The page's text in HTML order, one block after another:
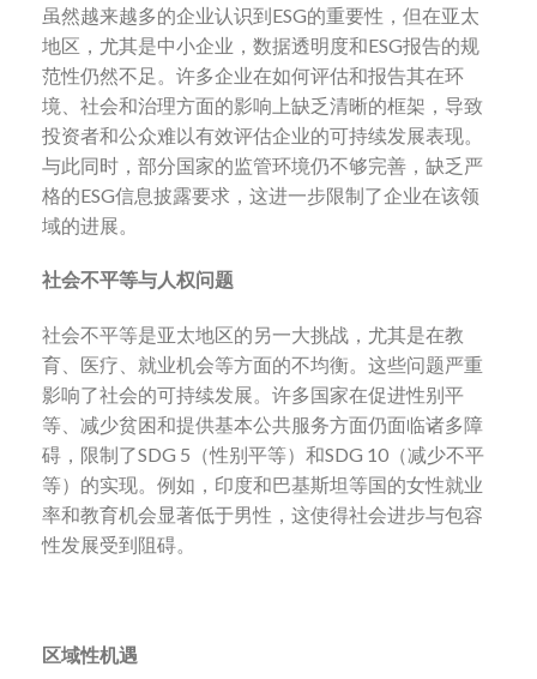
虽然越来越多的企业认识到ESG的重要性，但在亚太
地区，尤其是中小企业，数据透明度和ESG报告的规
范性仍然不足。许多企业在如何评估和报告其在环
境、社会和治理方面的影响上缺乏清晰的框架，导致
投资者和公众难以有效评估企业的可持续发展表现。
与此同时，部分国家的监管环境仍不够完善，缺乏严
格的ESG信息披露要求，这进一步限制了企业在该领
域的进展。
社会不平等与人权问题
社会不平等是亚太地区的另一大挑战，尤其是在教
育、医疗、就业机会等方面的不均衡。这些问题严重
影响了社会的可持续发展。许多国家在促进性别平
等、减少贫困和提供基本公共服务方面仍面临诸多障
碍，限制了SDG 5（性别平等）和SDG 10（减少不平
等）的实现。例如，印度和巴基斯坦等国的女性就业
率和教育机会显著低于男性，这使得社会进步与包容
性发展受到阻碍。
区域性机遇